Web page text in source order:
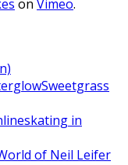
on Vimeo.
Sweetgrass
in
of Neil Leifer